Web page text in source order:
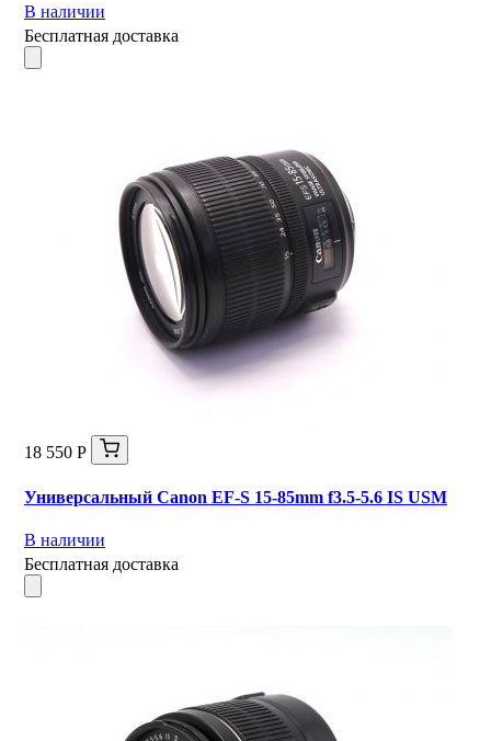
В наличии
Бесплатная доставка
18 550 Р
Универсальный Canon EF-S 15-85mm f3.5-5.6 IS USM
В наличии
Бесплатная доставка